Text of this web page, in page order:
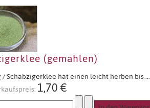
(gemahlen)
/ Schabzigerklee hat einen leicht herben bis ...
1,70 €